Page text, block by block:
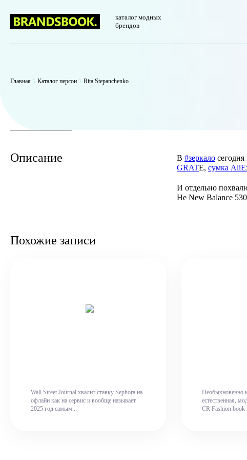
каталог модных
брендов
Главная \ Каталог персон \ Rita Stepanchenko
Описание В #зеркало
GRATE, сумка
И отдельно
Не New Balance
Похожие записи
Wall Street Journal хвалит ставку Sephora на
офлайн как на сервис и вообще называет
2025 год самым...
Необыкновенно
естественная,
CR Fashion book